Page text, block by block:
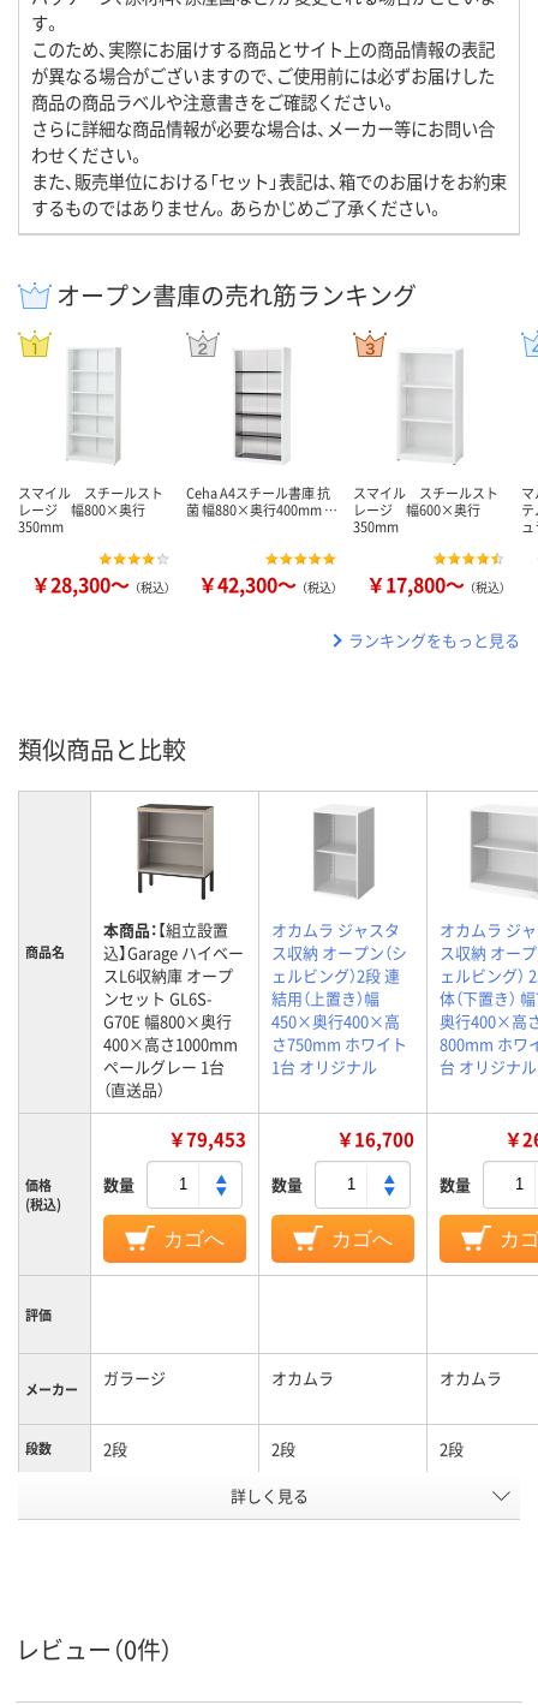
す。
このため、実際にお届けする商品とサイト上の商品情報の表記
が異なる場合がございますので、ご使用前には必ずお届けした
商品の商品ラベルや注意書きをご確認ください。
さらに詳細な商品情報が必要な場合は、メーカー等にお問い合
わせください。
また、販売単位における「セット」表記は、箱でのお届けをお約束
するものではありません。あらかじめご了承ください。
オープン書庫の売れ筋ランキング
スマイル スチールスト
レージ 幅800×奥行
350mm
￥28,300～ （税込）
Ceha A4スチール書庫 抗
菌 幅880×奥行400mm …
￥42,300～ （税込）
スマイル スチールスト
レージ 幅600×奥行
350mm
￥17,800～ （税込）
ランキングをもっと見る
類似商品と比較
商品名
本商品：【組立設置
込】Garage ハイベー
スL6収納庫 オープ
ンセット GL6S-
G70E 幅800×奥行
400×高さ1000mm
ペールグレー 1台
（直送品）
オカムラ ジャスタ
ス収納 オープン（シ
ェルビング）2段 連
結用（上置き）幅
450×奥行400×高
さ750mm ホワイト
1台 オリジナル
オカムラ ジ
ス収納 オープ
ェルビング）
体（下置き）
奥行400×高
800mm ホワ
台 オリジナル
価格
(税込)
￥79,453
数量
カゴへ
￥16,700
数量
カゴへ
￥
数量
カ
評価
メーカー ガラージ オカムラ オカムラ
段数 2段 2段 2段
オープンタイプ オープンタ
施錠方法 鍵無し
詳しく見る
レビュー（0件）